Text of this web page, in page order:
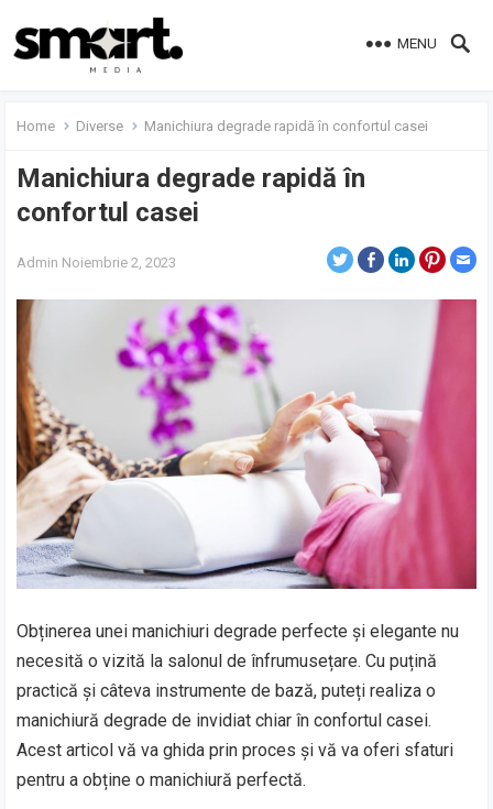
MENU
Home Diverse Manichiura degrade rapidă în confortul casei
Manichiura degrade rapidă în
confortul casei
Admin Noiembrie 2, 2023
Obținerea unei manichiuri degrade perfecte și elegante nu
necesită o vizită la salonul de înfrumusețare. Cu puțină
practică și câteva instrumente de bază, puteți realiza o
manichiură degrade de invidiat chiar în confortul casei.
Acest articol vă va ghida prin proces și vă va oferi sfaturi
pentru a obține o manichiură perfectă.